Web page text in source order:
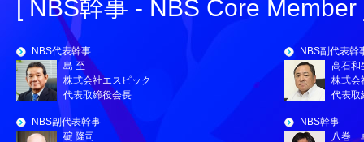
[ NBS幹事 - NBS Core Member
NBS代表幹事
島 至
株式会社エスピック
代表取締役会長
NBS副代表幹
高石和
株式会
代表取
NBS副代表幹事
碇 隆司
NBS幹事
八巻